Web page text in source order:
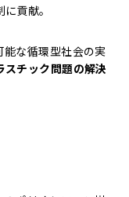
貢献。
な循環型社会の実
スチック問題の解決